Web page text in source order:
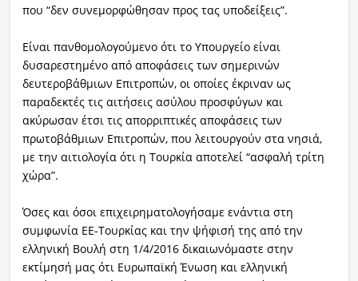
που “δεν συνεμορφώθησαν προς τας υποδείξεις”.
Είναι πανθομολογούμενο ότι το Υπουργείο είναι
δυσαρεστημένο από αποφάσεις των σημερινών
δευτεροβάθμιων Επιτροπών, οι οποίες έκριναν ως
παραδεκτές τις αιτήσεις ασύλου προσφύγων και
ακύρωσαν έτσι τις απορριπτικές αποφάσεις των
πρωτοβάθμιων Επιτροπών, που λειτουργούν στα νησιά,
με την αιτιολογία ότι η Τουρκία αποτελεί “ασφαλή τρίτη
χώρα”.
Όσες και όσοι επιχειρηματολογήσαμε ενάντια στη
συμφωνία ΕΕ-Τουρκίας και την ψήφισή της από την
ελληνική Βουλή στη 1/4/2016 δικαιωνόμαστε στην
εκτίμησή μας ότι Ευρωπαϊκή Ένωση και ελληνική